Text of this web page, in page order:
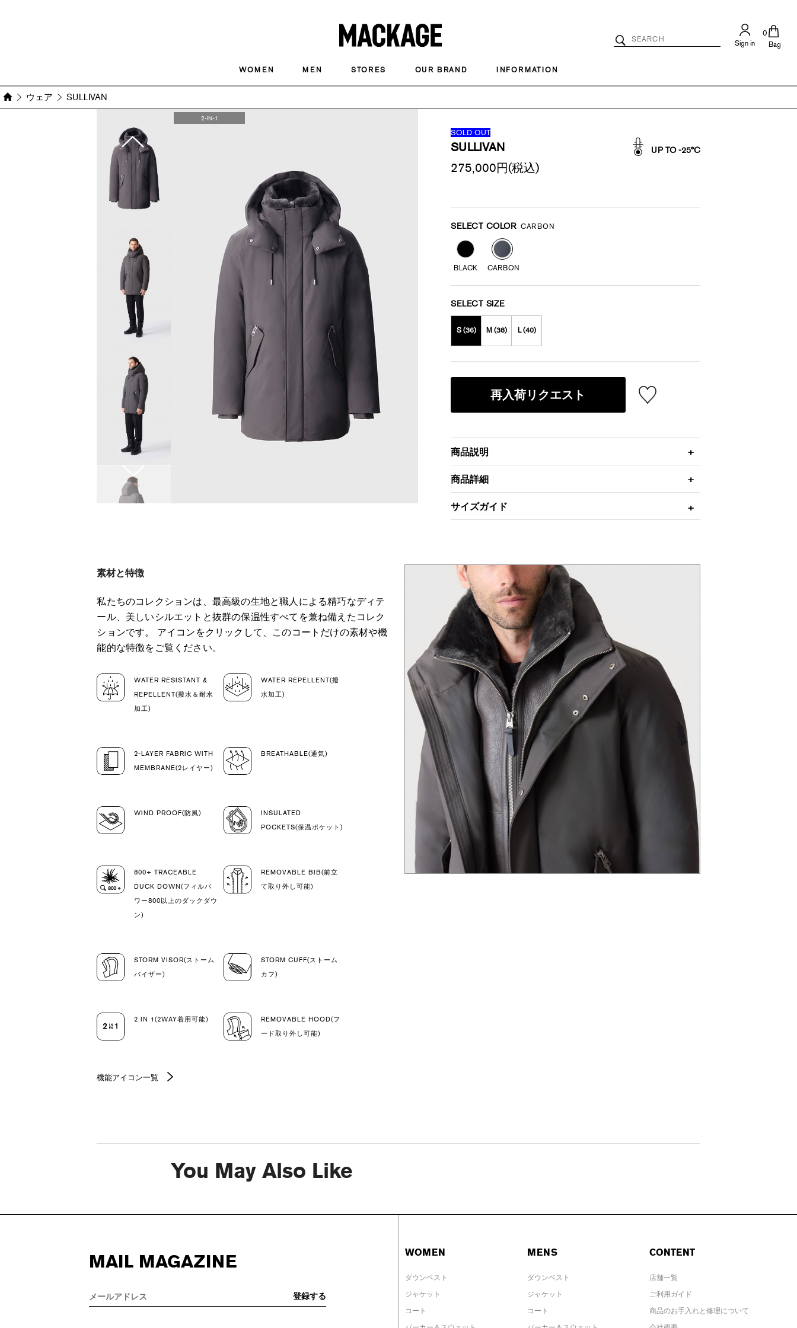
MACKAGE
Bag
0
Sign in
Search
Catalog
WOMEN MEN STORES OUR BRAND INFORMATION
ウェア SULLIVAN
2-IN-1
Images
SOLD OUT
SULLIVAN UP TO -25°C
275,000円(税込)
Promotions
SELECT COLOR CARBON
BLACK CARBON
SELECT SIZE
S (36) M (38) L (40)
再入荷リクエスト
商品説明
商品詳細
サイズガイド
素材と特徴
私たちのコレクションは、最高級の生地と職人による精巧なディテ
ール、美しいシルエットと抜群の保温性すべてを兼ね備えたコレク
ションです。 アイコンをクリックして、このコートだけの素材や機
能的な特徴をご覧ください。
WATER RESISTANT &
REPELLENT(撥水＆耐水
加工)
WATER REPELLENT(撥
水加工)
2-LAYER FABRIC WITH
MEMBRANE(2レイヤー)
BREATHABLE(通気)
WIND PROOF(防風)
INSULATED
POCKETS(保温ポケット)
800+ TRACEABLE
DUCK DOWN(フィルパ
ワー800以上のダックダウ
ン)
REMOVABLE BIB(前立
て取り外し可能)
STORM VISOR(ストーム
バイザー)
STORM CUFF(ストーム
カフ)
2 IN 1(2WAY着用可能)
REMOVABLE HOOD(フ
ード取り外し可能)
機能アイコン一覧
You May Also Like
MAIL MAGAZINE WOMEN
ダウンベスト
ジャケット
コート
MENS
ダウンベスト
ジャケット
コート
CONTENT
店舗一覧
ご利用ガイド
商品のお手入れと修理について